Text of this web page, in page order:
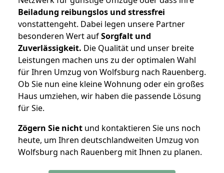
Beiladung reibungslos und stressfrei
vonstattengeht. Dabei legen unsere Partner
besonderen Wert aufSorgfalt und
Zuverlässigkeit. Die Qualität und unser breite
Leistungen machen uns zu der optimalen Wahl
für Ihren Umzug von Wolfsburg nach Rauenberg.
Ob Sie nun eine kleine Wohnung oder ein großes
Haus umziehen, wir haben die passende Lösung
für Sie.
Zögern Sie nicht und kontaktieren Sie uns noch
heute, um Ihren deutschlandweiten Umzug von
Wolfsburg nach Rauenberg mit Ihnen zu planen.